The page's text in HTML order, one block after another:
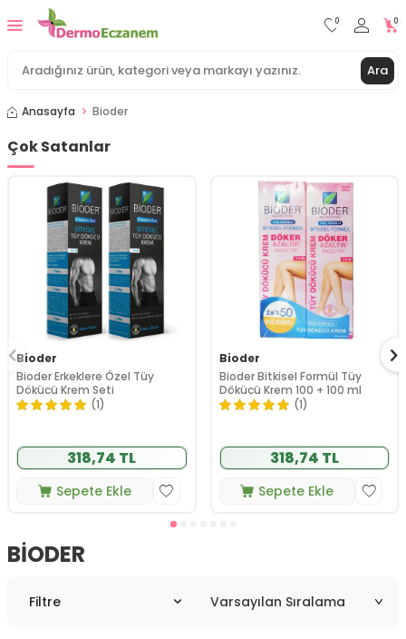
Ara
0 0
Anasayfa Bioder
Çok Satanlar
Bioder
Bioder Erkeklere Özel Tüy
Dökücü Krem Seti
(1)
318,74 TL
Sepete Ekle
Bioder
Bioder Bitkisel Formül Tüy
Dökücü Krem 100 + 100 ml
(1)
318,74 TL
Sepete Ekle
BIODER
Filtre